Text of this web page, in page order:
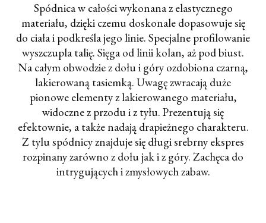
Spódnica w całości wykonana z elastycznego
materiału, dzięki czemu doskonale dopasowuje się
do ciała i podkreśla jego linie. Specjalne profilowanie
wyszczupla talię. Sięga od linii kolan, aż pod biust.
Na całym obwodzie z dołu i góry ozdobiona czarną,
lakierowaną tasiemką. Uwagę zwracają duże
pionowe elementy z lakierowanego materiału,
widoczne z przodu i z tyłu. Prezentują się
efektownie, a także nadają drapieżnego charakteru.
Z tylu spódnicy znajduje się długi srebrny ekspres
rozpinany zarówno z dołu jak i z góry. Zachęca do
intrygujących i zmysłowych zabaw.